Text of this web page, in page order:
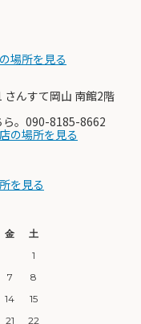
場所を見る
んすて岡山 南館2階
ら。090-8185-8662
の場所を見る
を見る
金
土
1
7
8
14
15
21
22